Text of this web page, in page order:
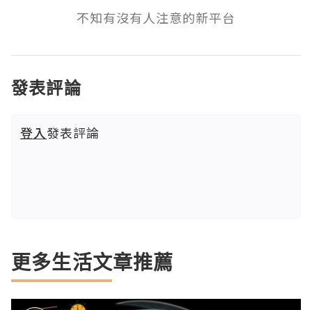
不知有沒有人注意的新平台
發表評論
登入發表評論
更多生活文章推薦